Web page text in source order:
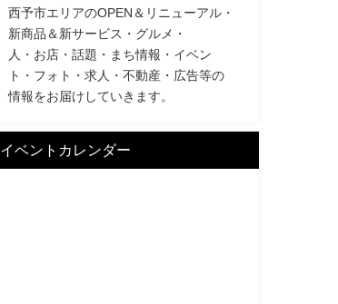
西予市エリアのOPEN＆リニューアル・
新商品＆新サービス・グルメ・
人・お店・話題・まち情報・イベン
ト・フォト・求人・不動産・広告等の
情報をお届けしていきます。
イベントカレンダー